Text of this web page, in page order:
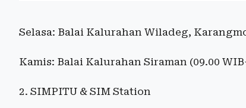
Selasa: Balai Kalurahan Wiladeg,
Kamis: Balai Kalurahan Siraman (09.00
2. SIMPITU & SIM Station